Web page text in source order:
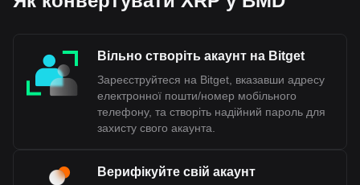
Вільно створіть акаунт на Bitget
Зареєструйтеся на Bitget, вказавши адресу
електронної пошти/номер мобільного
телефону, та створіть надійний пароль для
захисту свого акаунта.
Верифікуйте свій акаунт